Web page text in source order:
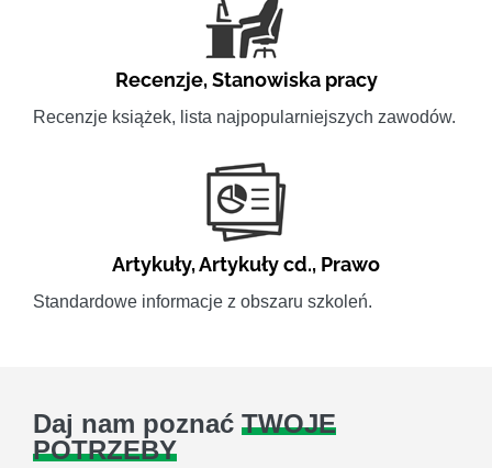
Recenzje,Stanowiska pracy
Recenzje książek, lista najpopularniejszych zawodów.
Artykuły,Artykuły cd., Prawo
Standardowe informacje z obszaru szkoleń.
Daj nam poznać TWOJE
POTRZEBY